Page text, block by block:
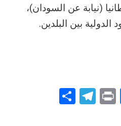
(نيابة عن السودان)،
الدولية بين البلدين.
Messenger
Print
Telegram